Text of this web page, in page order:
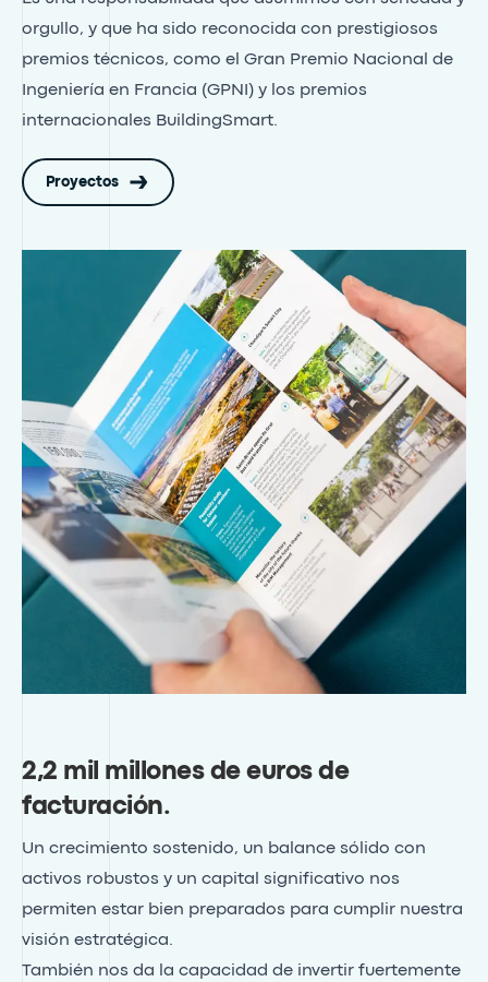
orgullo, y que ha sido reconocida con prestigiosos
premios técnicos, como el Gran Premio Nacional de
Ingeniería en Francia (GPNI) y los premios
internacionales BuildingSmart.
Proyectos
2,2 mil millones de euros de
facturación.
Un crecimiento sostenido, un balance sólido con
activos robustos y un capital significativo nos
permiten estar bien preparados para cumplir nuestra
visión estratégica.
También nos da la capacidad de invertir fuertemente